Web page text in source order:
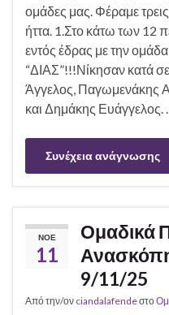
ομάδες μας. Φέραμε τρεις
ήττα. 1.Στο κάτω των 12
εντός έδρας με την
“ΔΙΑΣ”!!!Νίκησαν κατά
Άγγελος, Παγωμενάκης
και Δημάκης Ευάγγελος. …
Συνέχεια ανάγνωσης
ΝΟΈ
11
Ομαδικά
9/11/25
Από την/ον ciandalafendeστο